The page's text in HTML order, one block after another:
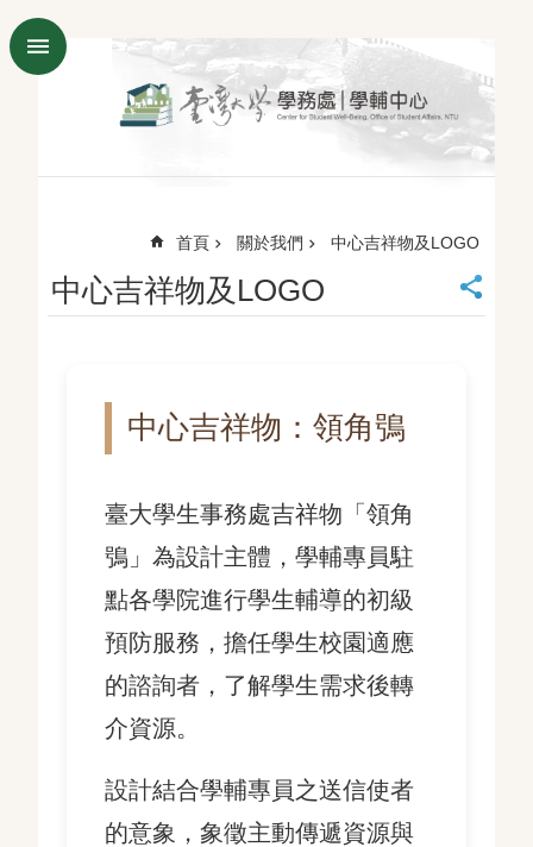
跳到主要內容區塊
進
臺
學
務
首頁 關於我們 中心吉祥物及LOGO
中心吉祥物及LOGO
中心吉祥物：領角鴞
臺大學生事務處吉祥物「領角
鴞」為設計主體，學輔專員駐
點各學院進行學生輔導的初級
預防服務，擔任學生校園適應
的諮詢者，了解學生需求後轉
介資源。
設計結合學輔專員之送信使者
的意象，象徵主動傳遞資源與